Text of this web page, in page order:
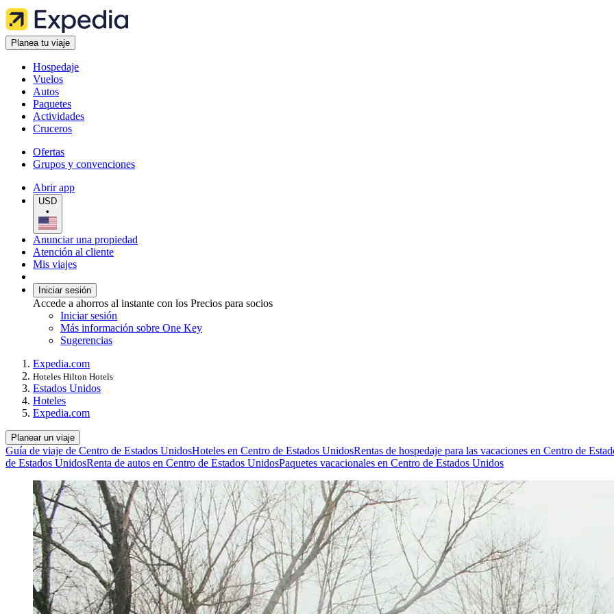
Planea tu viaje
Hospedaje
Vuelos
Autos
Paquetes
Actividades
Cruceros
Ofertas
Grupos y convenciones
Abrir app
USD
•
Anunciar una propiedad
Atención al cliente
Mis viajes
Iniciar sesión
Accede a ahorros al instante con los Precios para socios
Iniciar sesión
Más información sobre One Key
Sugerencias
Expedia.com
Hoteles Hilton Hotels
Estados Unidos
Hoteles
Expedia.com
Planear un viaje
Guía de viaje de Centro de Estados UnidosHoteles en Centro de Estados UnidosRentas de hospedaje para las vacaciones en Centro de
de Estados UnidosRenta de autos en Centro de Estados UnidosPaquetes vacacionales en Centro de Estados Unidos